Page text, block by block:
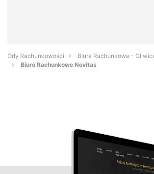
Orły Rachunkowości
Biura Rachunkowe -
Biuro Rachunkowe Novitas